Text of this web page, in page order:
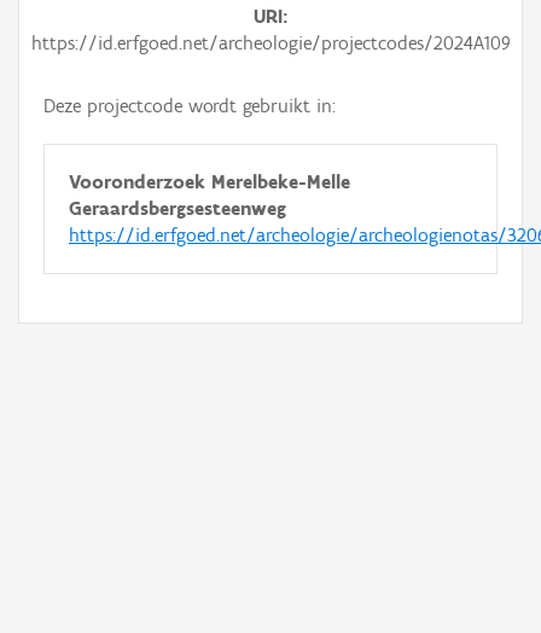
URI
https://id.erfgoed.net/archeologie/projectcodes/2024A109
Deze projectcode wordt gebruikt in:
Vooronderzoek Merelbeke-Melle
Geraardsbergsesteenweg
https://id.erfgoed.net/archeologie/archeologienotas/